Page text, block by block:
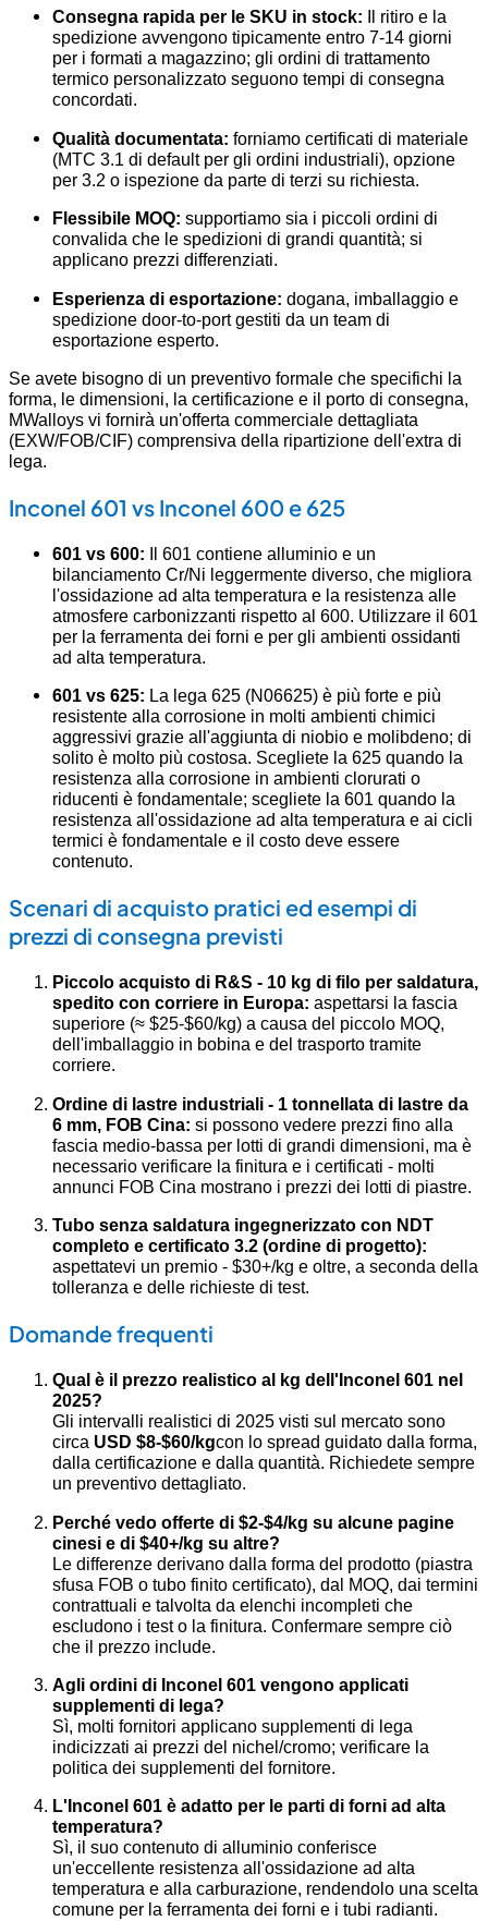
Consegna rapida per le SKU in stock: Il ritiro e la
spedizione avvengono tipicamente entro 7-14 giorni
per i formati a magazzino; gli ordini di trattamento
termico personalizzato seguono tempi di consegna
concordati.
Qualità documentata: forniamo certificati di materiale
(MTC 3.1 di default per gli ordini industriali), opzione
per 3.2 o ispezione da parte di terzi su richiesta.
Flessibile MOQ: supportiamo sia i piccoli ordini di
convalida che le spedizioni di grandi quantità; si
applicano prezzi differenziati.
Esperienza di esportazione: dogana, imballaggio e
spedizione door-to-port gestiti da un team di
esportazione esperto.
Se avete bisogno di un preventivo formale che specifichi la
forma, le dimensioni, la certificazione e il porto di consegna,
MWalloys vi fornirà un'offerta commerciale dettagliata
(EXW/FOB/CIF) comprensiva della ripartizione dell'extra di
lega.
Inconel 601 vs Inconel 600 e 625
601 vs 600: Il 601 contiene alluminio e un
bilanciamento Cr/Ni leggermente diverso, che migliora
l'ossidazione ad alta temperatura e la resistenza alle
atmosfere carbonizzanti rispetto al 600. Utilizzare il 601
per la ferramenta dei forni e per gli ambienti ossidanti
ad alta temperatura.
601 vs 625: La lega 625 (N06625) è più forte e più
resistente alla corrosione in molti ambienti chimici
aggressivi grazie all'aggiunta di niobio e molibdeno; di
solito è molto più costosa. Scegliete la 625 quando la
resistenza alla corrosione in ambienti clorurati o
riducenti è fondamentale; scegliete la 601 quando la
resistenza all'ossidazione ad alta temperatura e ai cicli
termici è fondamentale e il costo deve essere
contenuto.
Scenari di acquisto pratici ed esempi di
prezzi di consegna previsti
Piccolo acquisto di R&S - 10 kg di filo per saldatura,
spedito con corriere in Europa: aspettarsi la fascia
superiore (≈ $25-$60/kg) a causa del piccolo MOQ,
dell'imballaggio in bobina e del trasporto tramite
corriere.
Ordine di lastre industriali - 1 tonnellata di lastre da
6 mm, FOB Cina: si possono vedere prezzi fino alla
fascia medio-bassa per lotti di grandi dimensioni, ma è
necessario verificare la finitura e i certificati - molti
annunci FOB Cina mostrano i prezzi dei lotti di piastre.
Tubo senza saldatura ingegnerizzato con NDT
completo e certificato 3.2 (ordine di progetto):
aspettatevi un premio - $30+/kg e oltre, a seconda della
tolleranza e delle richieste di test.
Domande frequenti
Qual è il prezzo realistico al kg dell'Inconel 601 nel
2025?
Gli intervalli realistici di 2025 visti sul mercato sono
circa USD $8-$60/kgcon lo spread guidato dalla forma,
dalla certificazione e dalla quantità. Richiedete sempre
un preventivo dettagliato.
Perché vedo offerte di $2-$4/kg su alcune pagine
cinesi e di $40+/kg su altre?
Le differenze derivano dalla forma del prodotto (piastra
sfusa FOB o tubo finito certificato), dal MOQ, dai termini
contrattuali e talvolta da elenchi incompleti che
escludono i test o la finitura. Confermare sempre ciò
che il prezzo include.
Agli ordini di Inconel 601 vengono applicati
supplementi di lega?
Sì, molti fornitori applicano supplementi di lega
indicizzati ai prezzi del nichel/cromo; verificare la
politica dei supplementi del fornitore.
L'Inconel 601 è adatto per le parti di forni ad alta
temperatura?
Sì, il suo contenuto di alluminio conferisce
un'eccellente resistenza all'ossidazione ad alta
temperatura e alla carburazione, rendendolo una scelta
comune per la ferramenta dei forni e i tubi radianti.